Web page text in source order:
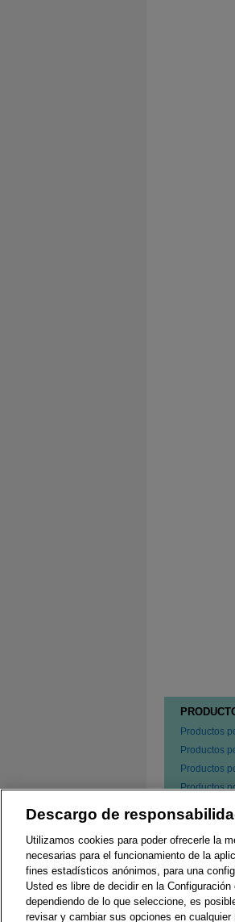
Productos
Productos
Productos
Productos
Hacer un
productos
Descargo de
Utilizamos cookies para poder ofrecerle la
necesarias para el funcionamiento de la
fines estadísticos anónimos, para una
Usted es libre de decidir en la
dependiendo de lo que seleccione, es
revisar y cambiar sus opciones en